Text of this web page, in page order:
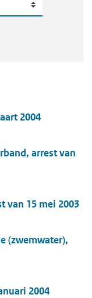
2004
arrest van
van 15 mei 2003
(zwemwater),
2004